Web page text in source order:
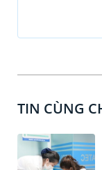
TIN CÙNG